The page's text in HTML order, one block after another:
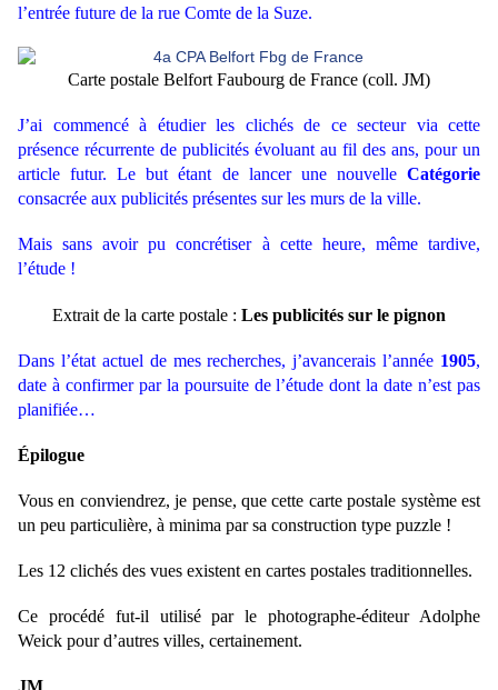
l’entrée future de la rue Comte de la Suze.
Carte postale Belfort Faubourg de France (coll. JM)
J’ai commencé à étudier les clichés de ce secteur via cette
présence récurrente de publicités évoluant au fil des ans, pour un
article futur. Le but étant de lancer une nouvelle Catégorie
consacrée aux publicités présentes sur les murs de la ville.
Mais sans avoir pu concrétiser à cette heure, même tardive,
l’étude !
Extrait de la carte postale : Les publicités sur le pignon
Dans l’état actuel de mes recherches, j’avancerais l’année 1905,
date à confirmer par la poursuite de l’étude dont la date n’est pas
planifiée…
Épilogue
Vous en conviendrez, je pense, que cette carte postale système est
un peu particulière, à minima par sa construction type puzzle !
Les 12 clichés des vues existent en cartes postales traditionnelles.
Ce procédé fut-il utilisé par le photographe-éditeur Adolphe
Weick pour d’autres villes, certainement.